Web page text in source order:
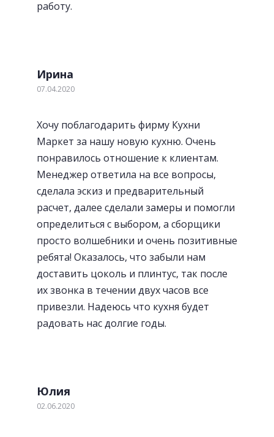
работу.
Ирина
07.04.2020
Хочу поблагодарить фирму Кухни
Маркет за нашу новую кухню. Очень
понравилось отношение к клиентам.
Менеджер ответила на все вопросы,
сделала эскиз и предварительный
расчет, далее сделали замеры и помогли
определиться с выбором, а сборщики
просто волшебники и очень позитивные
ребята! Оказалось, что забыли нам
доставить цоколь и плинтус, так после
их звонка в течении двух часов все
привезли. Надеюсь что кухня будет
радовать нас долгие годы.
Юлия
02.06.2020